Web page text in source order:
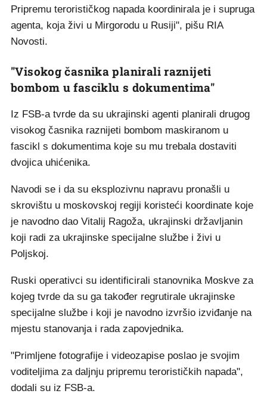
Pripremu terorističkog napada koordinirala je i supruga
agenta, koja živi u Mirgorodu u Rusiji", pišu RIA
Novosti.
"Visokog časnika planirali raznijeti
bombom u fasciklu s dokumentima"
Iz FSB-a tvrde da su ukrajinski agenti planirali drugog
visokog časnika raznijeti bombom maskiranom u
fascikl s dokumentima koje su mu trebala dostaviti
dvojica uhićenika.
Navodi se i da su eksplozivnu napravu pronašli u
skrovištu u moskovskoj regiji koristeći koordinate koje
je navodno dao Vitalij Ragoža, ukrajinski državljanin
koji radi za ukrajinske specijalne službe i živi u
Poljskoj.
Ruski operativci su identificirali stanovnika Moskve za
kojeg tvrde da su ga također regrutirale ukrajinske
specijalne službe i koji je navodno izvršio izviđanje na
mjestu stanovanja i rada zapovjednika.
"Primljene fotografije i videozapise poslao je svojim
voditeljima za daljnju pripremu terorističkih napada",
dodali su iz FSB-a.